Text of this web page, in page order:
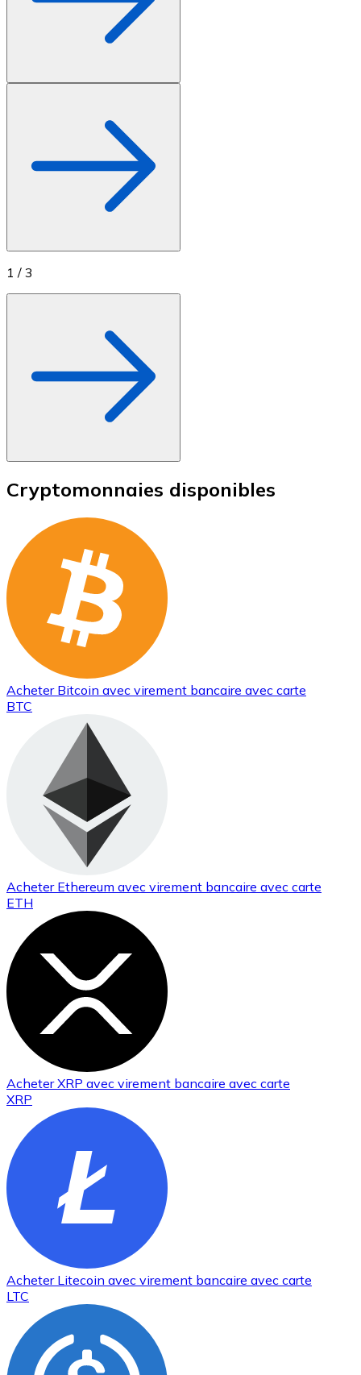
1 / 3
Cryptomonnaies disponibles
Acheter Bitcoin avec virement bancaire avec carte
BTC
Acheter Ethereum avec virement bancaire avec carte
ETH
AcheterXRP avec virement bancaire avec carte
XRP
Acheter Litecoin avec virement bancaire avec carte
LTC